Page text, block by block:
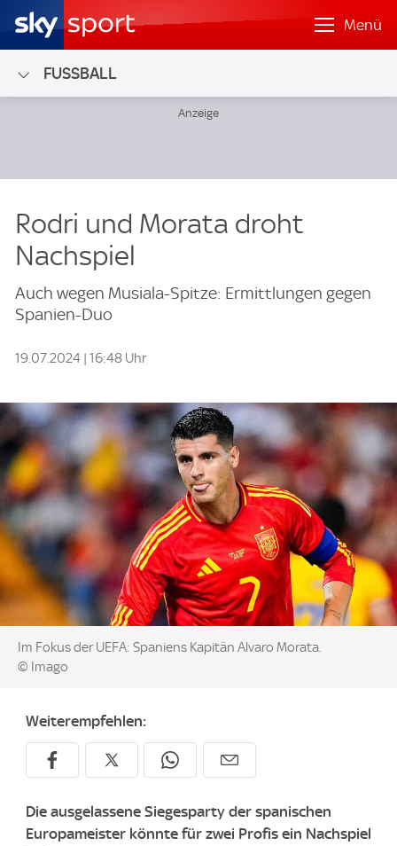
Menü
FUSSBALL
Rodri und Morata droht
Nachspiel
Auch wegen Musiala-Spitze: Ermittlungen gegen
Spanien-Duo
19.07.2024 | 16:48 Uhr
Image:
Im Fokus der UEFA: Spaniens Kapitän Alvaro Morata.
© Imago
Weiterempfehlen:
Die ausgelassene Siegesparty der spanischen
Europameister könnte für zwei Profis ein Nachspiel